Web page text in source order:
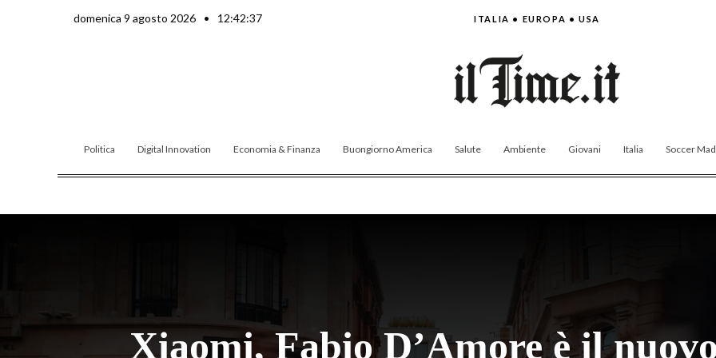
domenica 9 agosto 2026 • 12:42:39 ITALIA • EUROPA • USA
Politica Digital Innovation Economia & Finanza Buongiorno America Salute Ambiente Giovani Italia Soccer
Xiaomi, Fabio D’Amore è il